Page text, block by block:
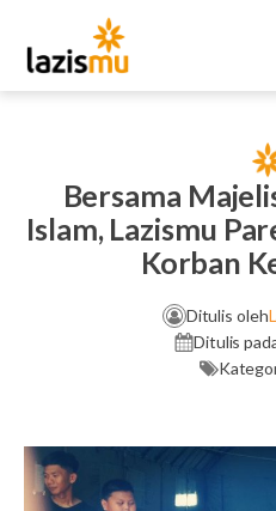
Bersama
Islam, Lazismu
Korban
Ditulis oleh
Ditulis